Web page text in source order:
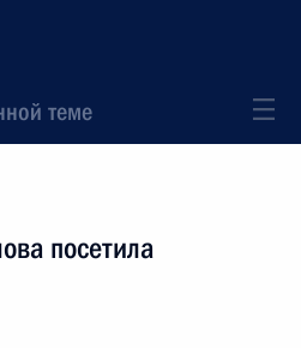
теме
посетила